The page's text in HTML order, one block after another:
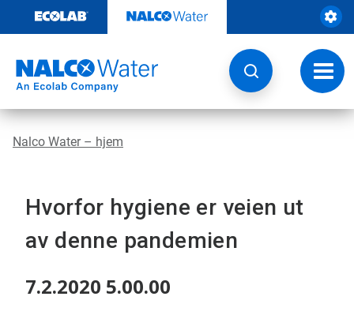
til
Veksle
Nalco Water – hjem
Hvorfor hygiene er veien ut
av denne pandemien
7.2.2020 5.00.00